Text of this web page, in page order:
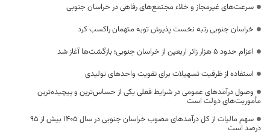
سرعت‌های غیرمجاز و خلاء مجتمع‌های رفاهی در خراسان جنوبی
خراسان جنوبی رتبه نخست پذیرش توبه متهمان راکسب کرد
اعزام حدود 5 هزار زائر اربعین از خراسان جنوبی؛ بازگشت‌ها آغاز شد
استفاده از ظرفیت تسهیلات برای تقویت واحدهای تولیدی
وصول درآمدهای عمومی در شرایط فعلی یکی از حساس‌ترین و پیچیده‌ترین
مأموریت‌های دولت است
سهم مالیات از کل درآمدهای مصوب خراسان جنوبی در سال ۱۴۰۵ بیش از ۹۵
درصد است